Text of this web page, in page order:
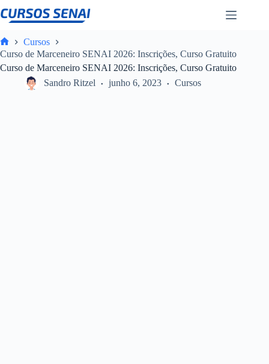
para
conteúdo
Home
Cursos
Curso de Marceneiro SENAI 2026: Inscrições, Curso Gratuito
Curso de Marceneiro SENAI 2026: Inscrições, Curso Gratuito
Sandro Ritzel
junho 6, 2023 Cursos